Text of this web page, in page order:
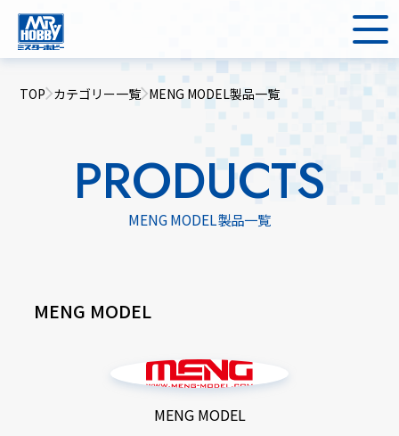
TOP カテゴリー一覧 MENG MODEL製品一覧
PRODUCTS
MENG MODEL製品一覧
MENG MODEL
MENG MODEL